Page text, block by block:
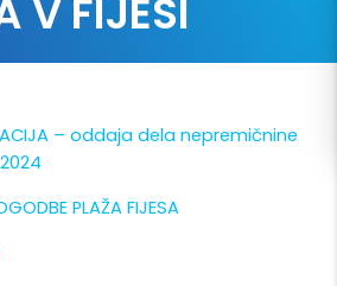
V FIJESI
– oddaja dela nepremičnine
PLAŽA FIJESA